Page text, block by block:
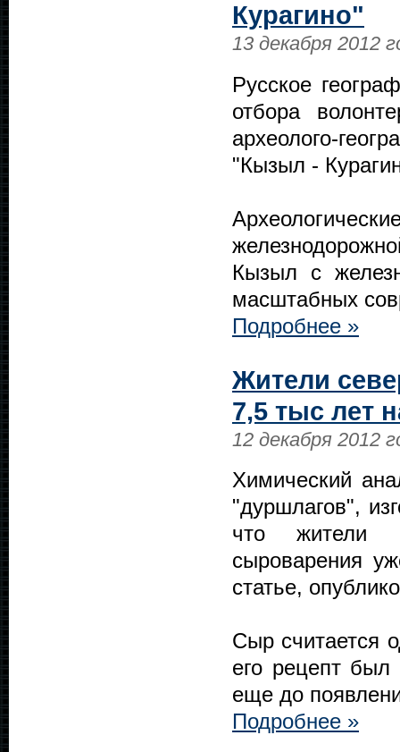
Курагино"
13 декабря 2012
Русское
отбора
археолого-
"Кызыл -
Кызыл с
масштабных
Подробнее »
Жители
7,5 тыс лет
12 декабря 2012
Химический
"дуршлагов",
что жители
сыроварения
статье,
Сыр считается
его рецепт был
еще до
Подробнее »